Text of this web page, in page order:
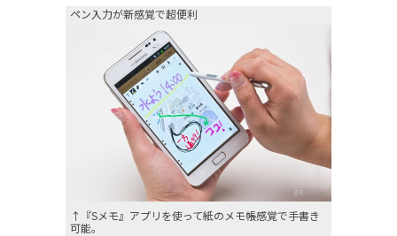
ペン入力が新感覚で超便利
↑『Sメモ』アプリを使って紙のメモ帳感覚で手書き
可能。